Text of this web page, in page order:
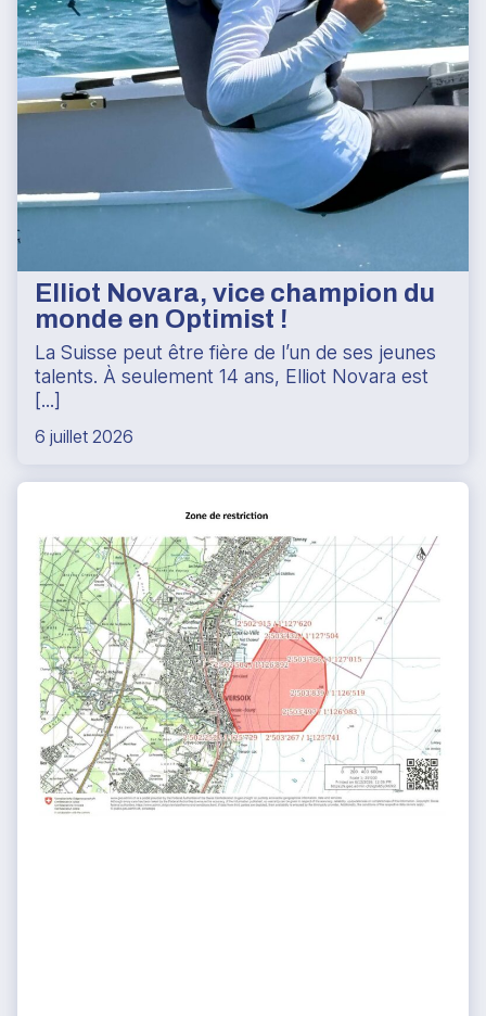
Elliot Novara, vice champion du
monde en Optimist !
La Suisse peut être fière de l’un de ses jeunes
talents. À seulement 14 ans, Elliot Novara est
[...]
6 juillet 2026